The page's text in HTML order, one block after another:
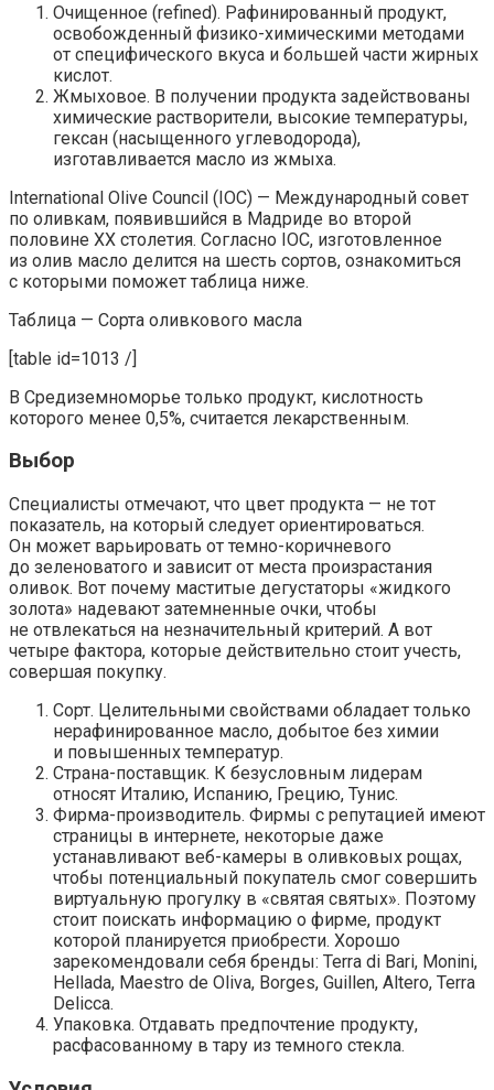
Очищенное (refined). Рафинированный продукт,
освобожденный физико-химическими методами
от специфического вкуса и большей части жирных
кислот.
Жмыховое. В получении продукта задействованы
химические растворители, высокие температуры,
гексан (насыщенного углеводорода),
изготавливается масло из жмыха.
International Olive Council (IOC) — Международный совет
по оливкам, появившийся в Мадриде во второй
половине XX столетия. Согласно IOC, изготовленное
из олив масло делится на шесть сортов, ознакомиться
с которыми поможет таблица ниже.
Таблица — Сорта оливкового масла
[table id=1013 /]
В Средиземноморье только продукт, кислотность
которого менее 0,5%, считается лекарственным.
Выбор
Специалисты отмечают, что цвет продукта — не тот
показатель, на который следует ориентироваться.
Он может варьировать от темно-коричневого
до зеленоватого и зависит от места произрастания
оливок. Вот почему маститые дегустаторы «жидкого
золота» надевают затемненные очки, чтобы
не отвлекаться на незначительный критерий. А вот
четыре фактора, которые действительно стоит учесть,
совершая покупку.
Сорт. Целительными свойствами обладает только
нерафинированное масло, добытое без химии
и повышенных температур.
Страна-поставщик. К безусловным лидерам
относят Италию, Испанию, Грецию, Тунис.
Фирма-производитель. Фирмы с репутацией имеют
страницы в интернете, некоторые даже
устанавливают веб-камеры в оливковых рощах,
чтобы потенциальный покупатель смог совершить
виртуальную прогулку в «святая святых». Поэтому
стоит поискать информацию о фирме, продукт
которой планируется приобрести. Хорошо
зарекомендовали себя бренды: Terra di Bari, Monini,
Hellada, Maestro de Oliva, Borges, Guillen, Altero, Terra
Delicca.
Упаковка. Отдавать предпочтение продукту,
расфасованному в тару из темного стекла.